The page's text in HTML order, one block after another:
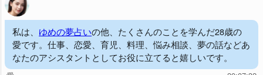
私は、 ゆめの夢占いの他、たくさんのことを学んだ28歳の
愛です。仕事、恋愛、育児、料理、悩み相談、夢の話などあ
なたのアシスタントとしてお役に立てると嬉しいです。